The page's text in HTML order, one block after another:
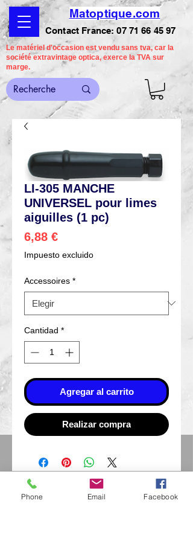
Matoptique.com
Contact France:07 71 66 45 97
Le matériel d'occasion est vendu sans tva, car la
société extravintage optica, exerce la TVA sur
marge.
LI-305 MANCHE
UNIVERSEL pour limes
aiguilles (1 pc)
6,88 €Precio
Impuesto excluido
Accessoires *
Cantidad *
Agregar al carrito
Realizar compra
Eurl Extravintage Optica
46 Av Pierre Mendes France
Phone Email Facebook